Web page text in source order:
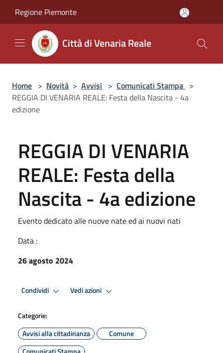
Regione Piemonte
Città di Venaria Reale
Home > Novità > Avvisi > Comunicati Stampa >
REGGIA DI VENARIA REALE: Festa della Nascita - 4a
edizione
REGGIA DI VENARIA
REALE: Festa della
Nascita - 4a edizione
Evento dedicato alle nuove nate ed ai nuovi nati
Data :
26 agosto 2024
Condividi Vedi azioni
Categorie:
Avvisi alla cittadinanza
Comune